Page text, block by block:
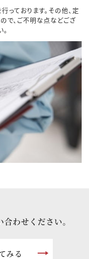
っております。その他、定
で、ご不明な点などござ
わせください。
みる